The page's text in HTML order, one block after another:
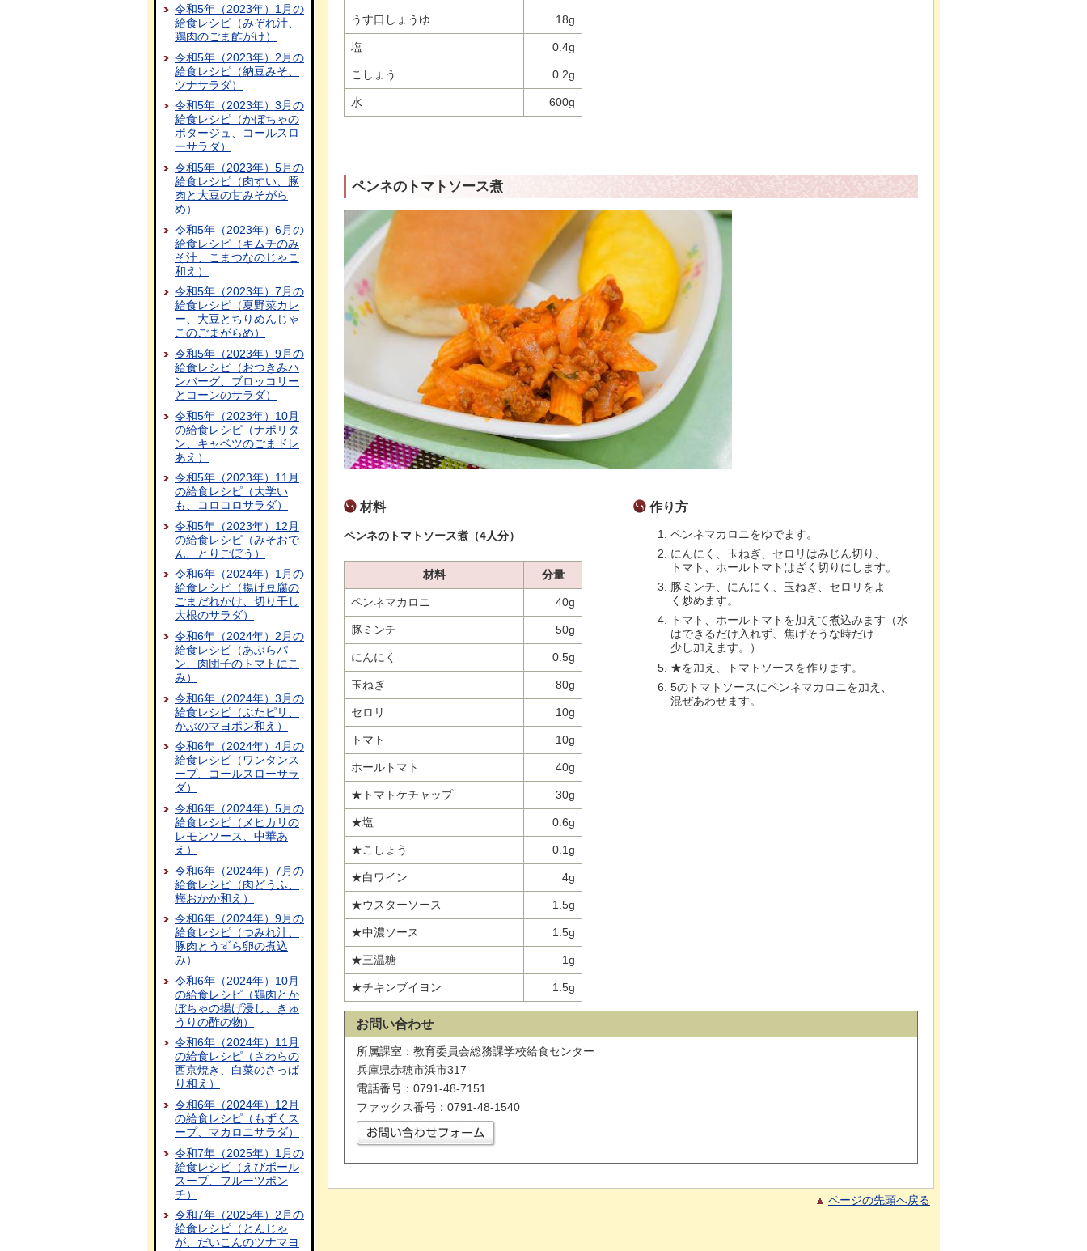
令和5年（2023年）1月の
給食レシピ（みぞれ汁、
鶏肉のごま酢がけ）
令和5年（2023年）2月の
給食レシピ（納豆みそ、
ツナサラダ）
令和5年（2023年）3月の
給食レシピ（かぼちゃの
ポタージュ、コールスロ
ーサラダ）
令和5年（2023年）5月の
給食レシピ（肉すい、豚
肉と大豆の甘みそがら
め）
令和5年（2023年）6月の
給食レシピ（キムチのみ
そ汁、こまつなのじゃこ
和え）
令和5年（2023年）7月の
給食レシピ（夏野菜カレ
ー、大豆とちりめんじゃ
このごまがらめ）
令和5年（2023年）9月の
給食レシピ（おつきみハ
ンバーグ、ブロッコリー
とコーンのサラダ）
令和5年（2023年）10月
の給食レシピ（ナポリタ
ン、キャベツのごまドレ
あえ）
令和5年（2023年）11月
の給食レシピ（大学い
も、コロコロサラダ）
令和5年（2023年）12月
の給食レシピ（みそおで
ん、とりごぼう）
令和6年（2024年）1月の
給食レシピ（揚げ豆腐の
ごまだれかけ、切り干し
大根のサラダ）
令和6年（2024年）2月の
給食レシピ（あぶらパ
ン、肉団子のトマトにこ
み）
令和6年（2024年）3月の
給食レシピ（ぶたピリ、
かぶのマヨポン和え）
令和6年（2024年）4月の
給食レシピ（ワンタンス
ープ、コールスローサラ
ダ）
令和6年（2024年）5月の
給食レシピ（メヒカリの
レモンソース、中華あ
え）
令和6年（2024年）7月の
給食レシピ（肉どうふ、
梅おかか和え）
令和6年（2024年）9月の
給食レシピ（つみれ汁、
豚肉とうずら卵の煮込
み）
令和6年（2024年）10月
の給食レシピ（鶏肉とか
ぼちゃの揚げ浸し、きゅ
うりの酢の物）
令和6年（2024年）11月
の給食レシピ（さわらの
西京焼き、白菜のさっぱ
り和え）
令和6年（2024年）12月
の給食レシピ（もずくス
ープ、マカロニサラダ）
令和7年（2025年）1月の
給食レシピ（えびボール
スープ、フルーツポン
チ）
令和7年（2025年）2月の
給食レシピ（とんじゃ
が、だいこんのツナマヨ
うす口しょうゆ 18g
塩 0.4g
こしょう 0.2g
水 600g
ペンネのトマトソース煮
材料
ペンネのトマトソース煮（4人分）
材料 分量
ペンネマカロニ 40g
豚ミンチ 50g
にんにく 0.5g
玉ねぎ 80g
セロリ 10g
トマト 10g
ホールトマト 40g
★トマトケチャップ 30g
★塩 0.6g
★こしょう 0.1g
★白ワイン 4g
★ウスターソース 1.5g
★中濃ソース 1.5g
★三温糖 1g
★チキンブイヨン 1.5g
作り方
ペンネマカロニをゆでます。
にんにく、玉ねぎ、セロリはみじん切り、
トマト、ホールトマトはざく切りにします。
豚ミンチ、にんにく、玉ねぎ、セロリをよ
く炒めます。
トマト、ホールトマトを加えて煮込みます（水
はできるだけ入れず、焦げそうな時だけ
少し加えます。）
★を加え、トマトソースを作ります。
5のトマトソースにペンネマカロニを加え、
混ぜあわせます。
お問い合わせ
所属課室：教育委員会総務課学校給食センター
兵庫県赤穂市浜市317
電話番号：0791-48-7151
ファックス番号：0791-48-1540
ページの先頭へ戻る